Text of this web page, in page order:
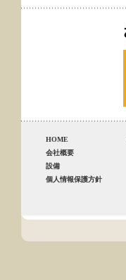
HOME
会社概要
設備
個人情報保護方針